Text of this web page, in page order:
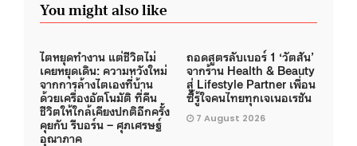
You might also like
ไตหยุดทำงาน แต่ชีวิตไม่
เคยหยุดเดิน: ความหวังใหม่
จากการล้างไตเองที่บ้าน
ด้วยเครื่องอัตโนมัติ ที่คืน
ชีวิตให้ใกล้เคียงปกติอีกครั้ง
คุยกับ รีบอร์น – ศุภเศรษฐ์
อุณาภาค
ถอดสูตรลับเบอร์ 1 ‘วัตสัน’
จากร้าน Health & Beauty
สู่ Lifestyle Partner เพื่อน
ซี้รู้ใจคนไทยทุกเจเนอเรชัน
7 August 2026